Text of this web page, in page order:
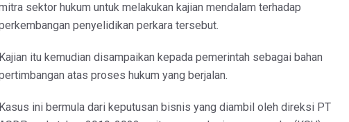
sektor hukum untuk melakukan kajian mendalam terhadap
penyelidikan perkara tersebut.
Kajian itu kemudian disampaikan kepada pemerintah sebagai bahan
atas proses hukum yang berjalan.
Kasus ini bermula dari keputusan bisnis yang diambil oleh direksi PT